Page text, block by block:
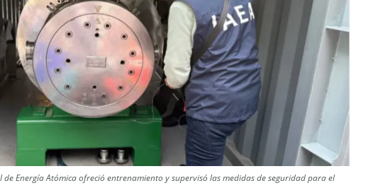
Energía Atómica ofreció entrenamiento y supervisó las medidas de seguridad para el